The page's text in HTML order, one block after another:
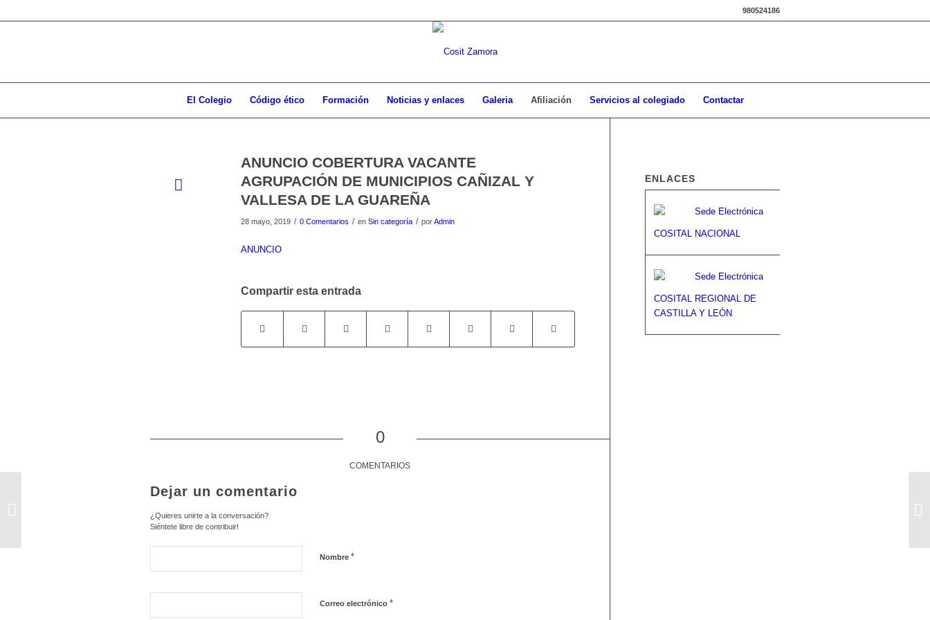
980524186
El Colegio Código ético Formación Noticias y enlaces Galeria Afiliación Servicios al colegiado Contactar
ANUNCIO COBERTURA VACANTE
AGRUPACIÓN DE MUNICIPIOS CAÑIZAL Y
VALLESA DE LA GUAREÑA
28 mayo, 2019 / 0 Comentarios / en Sin categoría / porAdmin
ANUNCIO
Compartir esta entrada
0
COMENTARIOS
Dejar un comentario
¿Quieres unirte a la conversación?
Siéntete libre de contribuir!
Nombre *
Correo electrónico *
ENLACES
COSITAL NACIONAL
COSITAL REGIONAL DE
CASTILLA Y LEÓN